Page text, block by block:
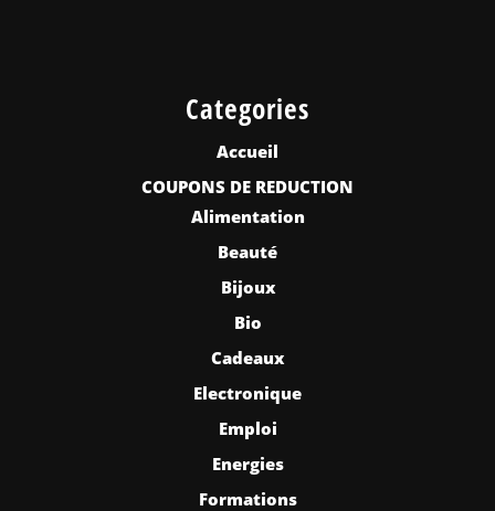
Categories
Accueil
COUPONS DE REDUCTION
Alimentation
Beauté
Bijoux
Bio
Cadeaux
Electronique
Emploi
Energies
Formations